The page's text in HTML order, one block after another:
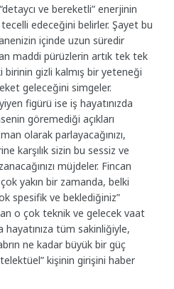
ve bereketli” enerjinin
tecelli edeceğini belirler. Şayet bu
içinde uzun süredir
maddi pürüzlerin artık tek tek
gizli kalmış bir yeteneği
geleceğini simgeler.
figürü ise iş hayatınızda
göremediği açıkları
olarak parlayacağınızı,
karşılık sizin bu sessiz ve
müjdeler. Fincan
yakın bir zamanda, belki
spesifik ve beklediğiniz”
o çok teknik ve gelecek vaat
tüm sakinliğiyle,
ne kadar büyük bir güç
kişinin girişini haber